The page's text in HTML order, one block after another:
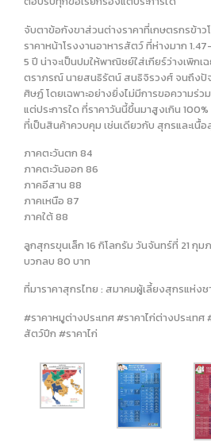
จับตาข้อกังขาส่วนต่างราคาที่เกษตรกรข้า
ราคาหน้าโรงงานอาหารสัตว์ ที่ห่างมาก
5 ปี น่าจะเป็นปมให้พาณิชย์ใส่เกียร์ว่างเพิก
ตราภรณ์ นายสนธิรัตน์ สนธิจิรวงศ์ จนถึง
ศิษฏ์ โดยเฉพาะอย่างยิ่งไม่มีการขอความร่
แต่ประการใด ที่ราคาวันนี้ขึ้นมาสูงเกิน
ที่เป็นสินค้าควบคุม เช่นเดียวกับ สุกรและเนื้อ
ภาคตะวันตก 84
ภาคตะวันออก 86
ภาคอีสาน 88
ภาคเหนือ 87
ภาคใต้ 88
ลูกสุกรขุนเล็ก 16 กิโลกรัม วันจันทร์ที่ 21 กุม
บวกลบ 80 บาท
ที่มาราคาสุกรไทย : สมาคมผู้เลี้ยงสุกรแห่งช
#ราคาหมูต่างประเทศ #ราคาไก่ต่างประเท
สัตว์ปีก #ราคาไก่